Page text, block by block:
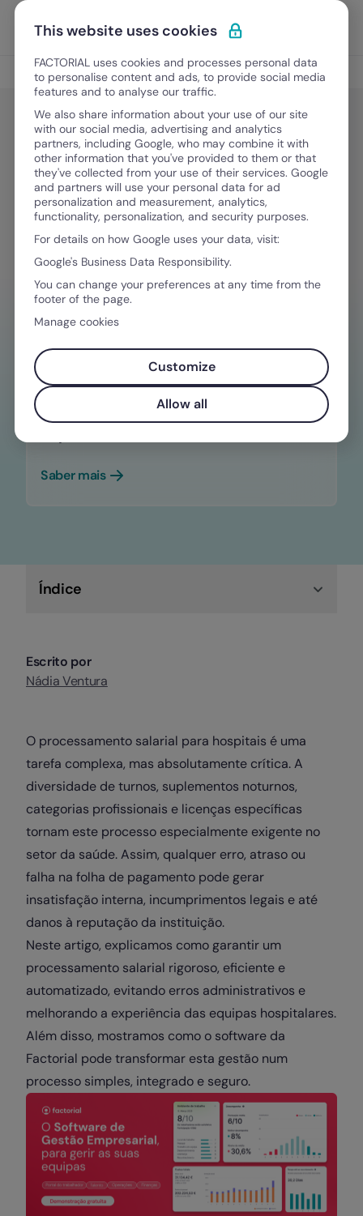
Ir para o conteúdo
Experimente Grátis
Jurídico e Financeiro
Jurídico e Financeiro
Processamento salarial para
hospitais, sem erros
administrativos
Agosto 5, 2025·5 minutos de leitura
PRECISA DE AJUDA PARA GERENCIAR AS
DESPESAS?
Não deixe escapar nenhum prazo legal
com a Factorial e otimize o seu
Saber mais
Índice
Escrito por
Nádia Ventura
O processamento salarial para hospitais é uma
tarefa complexa, mas absolutamente crítica. A
diversidade de turnos, suplementos noturnos,
categorias profissionais e licenças específicas
tornam este processo especialmente exigente no
setor da saúde. Assim, qualquer erro, atraso ou
falha na folha de pagamento pode gerar
insatisfação interna, incumprimentos legais e até
danos à reputação da instituição.
Neste artigo, explicamos como garantir um
processamento salarial rigoroso, eficiente e
automatizado, evitando erros administrativos e
melhorando a experiência das equipas hospitalares.
Além disso, mostramos como o software da
Factorial pode transformar esta gestão num
processo simples, integrado e seguro.
This website uses cookies
FACTORIAL uses cookies and processes personal data
to personalise content and ads, to provide social media
features and to analyse our traffic.
We also share information about your use of our site
with our social media, advertising and analytics
partners, including Google, who may combine it with
other information that you've provided to them or that
they've collected from your use of their services. Google
and partners will use your personal data for ad
personalization and measurement, analytics,
functionality, personalization, and security purposes.
For details on how Google uses your data, visit:
Google's Business Data Responsibility.
You can change your preferences at any time from the
footer of the page.
Manage cookies
Customize
Allow all